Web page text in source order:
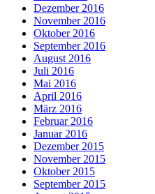
Dezember 2016
November 2016
Oktober 2016
September 2016
August 2016
Juli 2016
Mai 2016
April 2016
März 2016
Februar 2016
Januar 2016
Dezember 2015
November 2015
Oktober 2015
September 2015